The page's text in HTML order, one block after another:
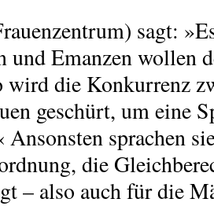
sagt:
und Emanzen wollen
wird die Konkurrenz
geschürt, um eine
Ansonsten sprachen
die
– also auch für die